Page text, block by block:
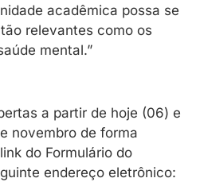
acadêmica possa se
relevantes como os
mental.”
a partir de hoje (06) e
novembro de forma
do Formulário do
endereço eletrônico: